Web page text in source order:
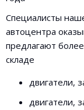
Специалисты
автоцентра
предлагают
складе
двигатели,
двигатели,